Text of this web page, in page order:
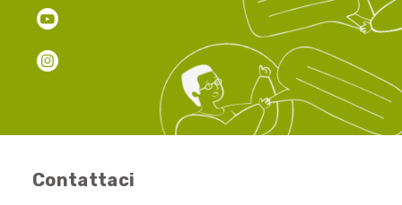
Contattaci